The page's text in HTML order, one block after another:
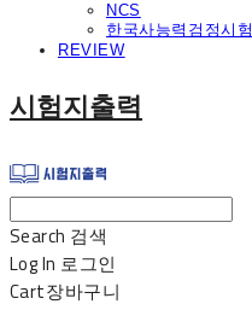
NCS
한국사능력검정시험
REVIEW
시험지출력
Search 검색
Log In 로그인
Cart장바구니